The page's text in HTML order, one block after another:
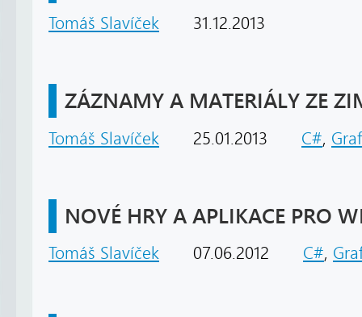
Tomáš Slavíček 31.12.2013
ZÁZNAMY A MATERIÁLY ZE
Tomáš Slavíček 25.01.2013 C#,
NOVÉ HRY A APLIKACE PRO
Tomáš Slavíček 07.06.2012 C#,